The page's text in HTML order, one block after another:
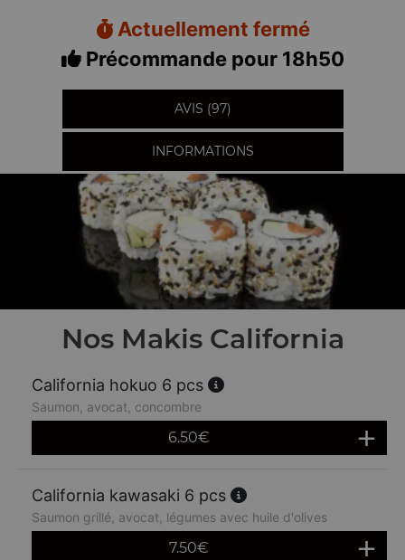
Actuellement fermé
Précommande pour 18h50
AVIS (97)
INFORMATIONS
Nos Makis California
California hokuo 6 pcs
Saumon, avocat, concombre
6.50€
California kawasaki 6 pcs
Saumon grillé, avocat, légumes avec huile d'olives
7.50€